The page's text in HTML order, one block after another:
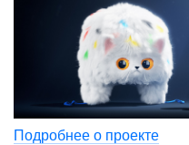
Подробнее о проекте